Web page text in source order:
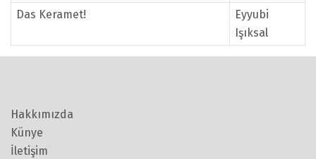
Das Keramet!
Eyyubi
Işıksal
Hakkımızda
Künye
İletişim